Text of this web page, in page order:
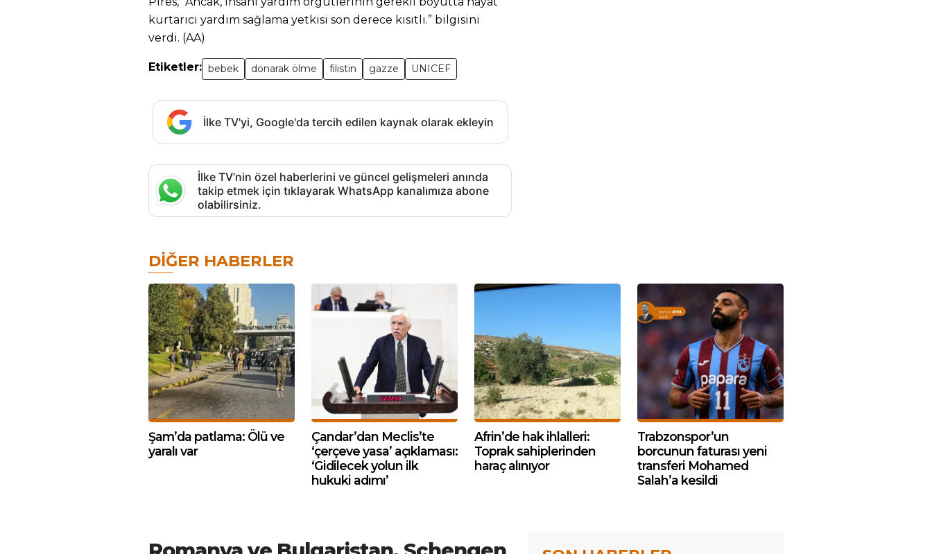
kurtarıcı yardım sağlama yetkisi son derece kısıtlı.” bilgisini
verdi. (AA)
Etiketler: bebek donarak ölme filistin gazze UNICEF
İlke TV'yi, Google'da tercih edilen kaynak olarak ekleyin
İlke TV’nin özel haberlerini ve güncel gelişmeleri anında
takip etmek için tıklayarak WhatsApp kanalımıza abone
olabilirsiniz.
DIĞER HABERLER
Şam’da patlama: Ölü ve
yaralı var
Çandar’dan Meclis’te
‘çerçeve yasa’ açıklaması:
‘Gidilecek yolun ilk
hukuki adımı’
Afrin’de hak ihlalleri:
Toprak sahiplerinden
haraç alınıyor
Trabzonspor’un
borcunun faturası yeni
transferi Mohamed
Salah’a kesildi